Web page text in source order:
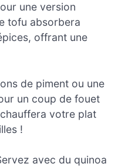
une version
tofu absorbera
offrant une
de piment ou une
un coup de fouet
votre plat
!
avec du quinoa